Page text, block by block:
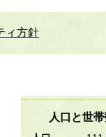
ィ方針
人口と世